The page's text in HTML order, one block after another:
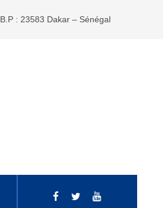
B.P : 23583 Dakar – Sénégal